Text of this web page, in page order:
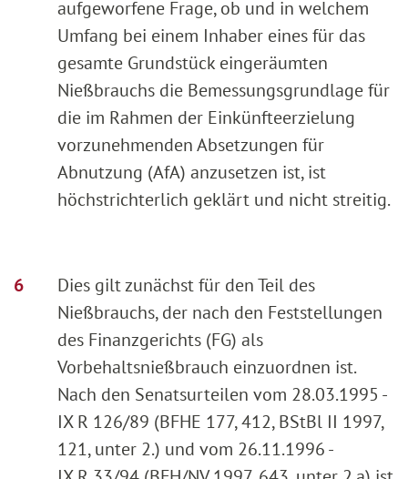
aufgeworfene Frage, ob und in welchem
Umfang bei einem Inhaber eines für das
gesamte Grundstück eingeräumten
Nießbrauchs die Bemessungsgrundlage für
die im Rahmen der Einkünfteerzielung
vorzunehmenden Absetzungen für
Abnutzung (AfA) anzusetzen ist, ist
höchstrichterlich geklärt und nicht streitig.
Dies gilt zunächst für den Teil des
Nießbrauchs, der nach den Feststellungen
des Finanzgerichts (FG) als
Vorbehaltsnießbrauch einzuordnen ist.
Nach den Senatsurteilen vom 28.03.1995 -
IX R 126/89 (BFHE 177, 412, BStBl II 1997,
121, unter 2.) und vom 26.11.1996 -